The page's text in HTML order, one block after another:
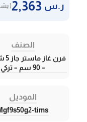
ر.س (
الصنف
– 90 سم – تركي
الموديل
tims